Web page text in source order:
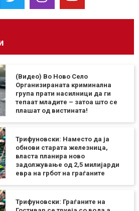
(Видео) Во Ново Село
Организираната криминална
група прати насилници да ги
тепаат младите – затоа што се
плашат од вистината!
Трифуновски: Наместо да ја
обнови старата железница,
власта планира ново
задолжување од 2,5 милијарди
евра на грбот на граѓаните
Трифуновски: Граѓаните на